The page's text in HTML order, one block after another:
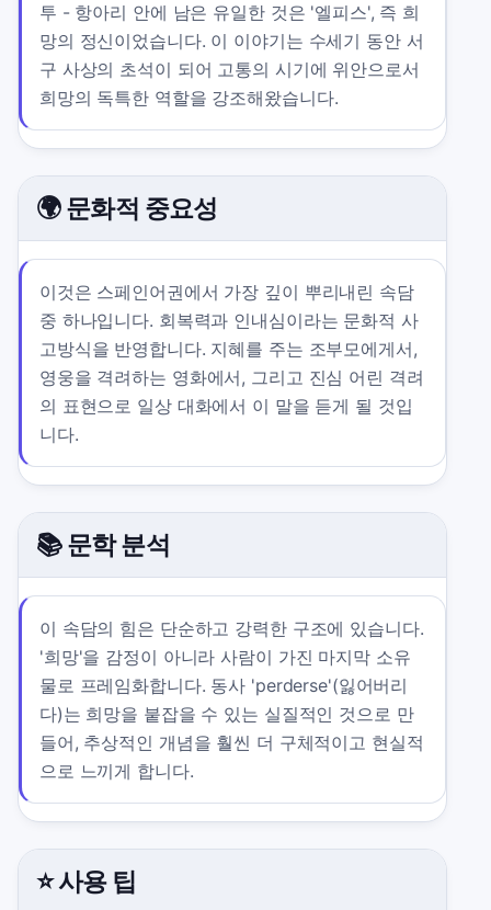
투 - 항아리 안에 남은 유일한 것은 '엘피스', 즉 희
망의 정신이었습니다. 이 이야기는 수세기 동안 서
구 사상의 초석이 되어 고통의 시기에 위안으로서
희망의 독특한 역할을 강조해왔습니다.
🌍 문화적 중요성
이것은 스페인어권에서 가장 깊이 뿌리내린 속담
중 하나입니다. 회복력과 인내심이라는 문화적 사
고방식을 반영합니다. 지혜를 주는 조부모에게서,
영웅을 격려하는 영화에서, 그리고 진심 어린 격려
의 표현으로 일상 대화에서 이 말을 듣게 될 것입
니다.
📚 문학 분석
이 속담의 힘은 단순하고 강력한 구조에 있습니다.
'희망'을 감정이 아니라 사람이 가진 마지막 소유
물로 프레임화합니다. 동사 'perderse'(잃어버리
다)는 희망을 붙잡을 수 있는 실질적인 것으로 만
들어, 추상적인 개념을 훨씬 더 구체적이고 현실적
으로 느끼게 합니다.
⭐ 사용 팁